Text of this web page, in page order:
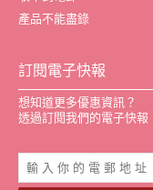
產品不能盡錄
訂閱電子快報
想知道更多優惠資訊？
透過訂閱我們的電子快報